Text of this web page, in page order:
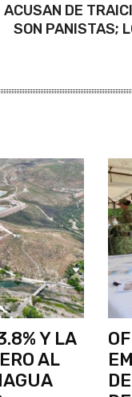
ACUSAN DE
SON PANISTAS;
Y LA
AL